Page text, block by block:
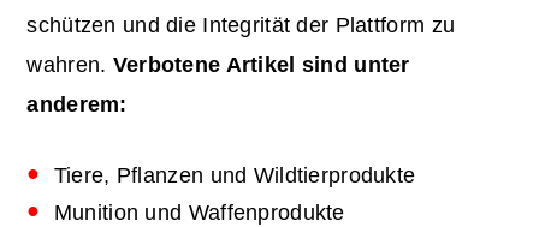
schützen und die Integrität der Plattform zu
wahren. Verbotene Artikel sind unter
anderem:
Tiere, Pflanzen und Wildtierprodukte
Munition und Waffenprodukte